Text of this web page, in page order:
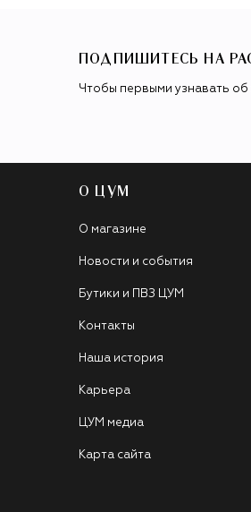
ПОДПИШИТЕСЬ НА
Чтобы первыми узнавать об
О ЦУМ
О магазине
Новости и события
Бутики и ПВЗ ЦУМ
Контакты
Наша история
Карьера
ЦУМ медиа
Карта сайта